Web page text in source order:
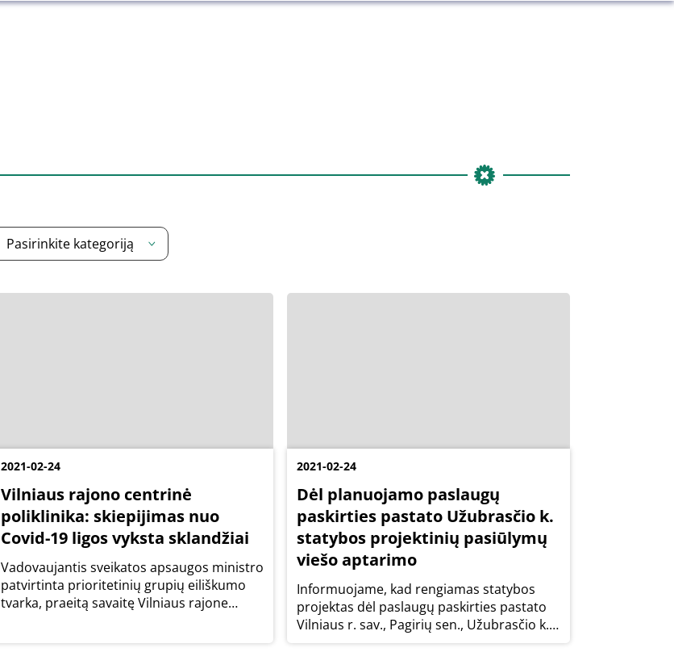
Pasirinkite kategoriją
2021-02-24
Vilniaus rajono centrinė
poliklinika: skiepijimas nuo
Covid-19 ligos vyksta sklandžiai
Vadovaujantis sveikatos apsaugos ministro
patvirtinta prioritetinių grupių eiliškumo
tvarka, praeitą savaitę Vilniaus rajone
2021-02-24
Dėl planuojamo paslaugų
paskirties pastato Užubrasčio k.
statybos projektinių pasiūlymų
viešo aptarimo
Informuojame, kad rengiamas statybos
projektas dėl paslaugų paskirties pastato
Vilniaus r. sav., Pagirių sen., Užubrasčio k.,
Šaltalankių g. 1.